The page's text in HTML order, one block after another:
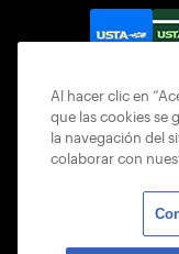
© 2026
Al hacer clic en
que las cookies se
la navegación del
colaborar con